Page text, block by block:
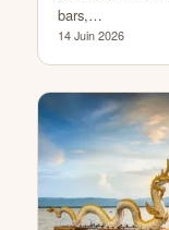
bars,…
14 Juin 2026